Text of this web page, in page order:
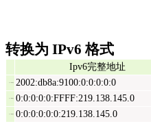
转换为 IPv6 格式
Ipv6完整地址
2002:db8a:9100:0:0:0:0:0
0:0:0:0:0:FFFF:219.138.145.0
0:0:0:0:0:0:219.138.145.0